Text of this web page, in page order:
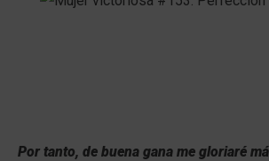
Por tanto, de buena gana me gloriaré